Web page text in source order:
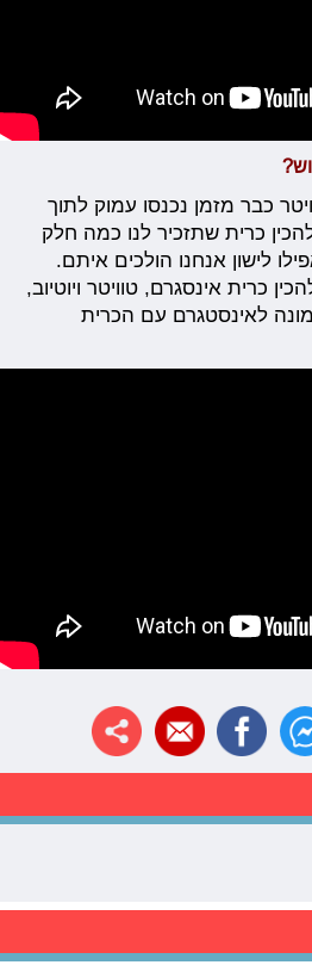
כבר מזמן נכנסו עמוק לתוך
כרית שתזכיר לנו כמה חלק
לישון אנחנו הולכים איתם.
כרית אינסגרם, טוויטר ויוטיוב,
לאינסטגרם עם הכרית